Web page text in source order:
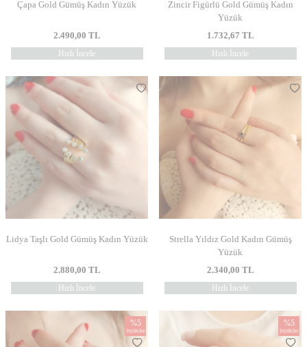
Çapa Gold Gümüş Kadın Yüzük
2.490,00 TL
Hızlı İncele
Zincir Figürlü Gold Gümüş Kadın
Yüzük
1.732,67 TL
Hızlı İncele
Lidya Taşlı Gold Gümüş Kadın Yüzük
2.880,00 TL
Hızlı İncele
Strella Yıldız Gold Kadın Gümüş
Yüzük
2.340,00 TL
Hızlı İncele
%5
İNDIRIM
%5
İNDIRIM